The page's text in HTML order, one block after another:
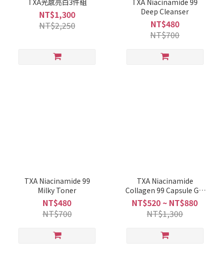
TXA光感亮白3件組
NT$1,300
NT$2,250
TXA Niacinamide 99
Deep Cleanser
NT$480
NT$700
TXA Niacinamide 99
Milky Toner
NT$480
NT$700
TXA Niacinamide
Collagen 99 Capsule Gel
Mask
NT$520 ~ NT$880
NT$1,300